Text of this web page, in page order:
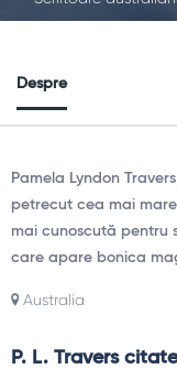
Despre
Pamela Lyndon
petrecut cea mai
mai cunoscută pentru
care apare bonica
Australia
P. L. Travers citate